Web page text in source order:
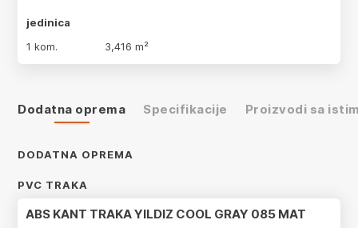
jedinica
1 kom.
3,416 m²
Dodatna oprema Specifikacije Proizvodi sa
DODATNA OPREMA
PVC TRAKA
ABS KANT TRAKA YILDIZ COOL GRAY 085 MAT